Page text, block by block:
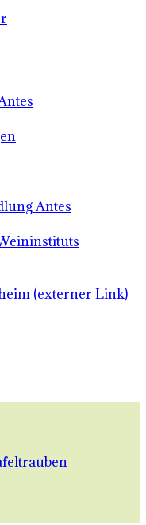
Antes
(externer Link)